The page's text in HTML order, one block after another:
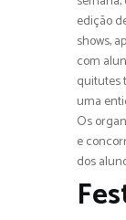
edição
shows,
com
quitutes
uma
Os
e
dos